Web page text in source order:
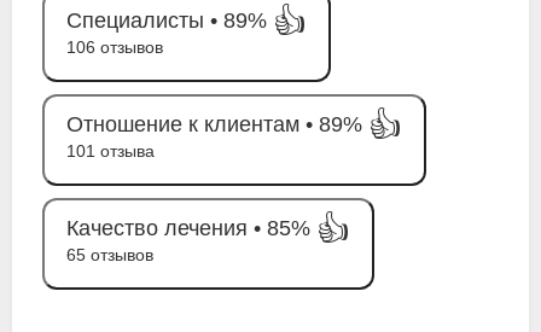
Специалисты • 89% 👍
106 отзывов
Отношение к клиентам • 89% 👍
101 отзыва
Качество лечения • 85% 👍
65 отзывов